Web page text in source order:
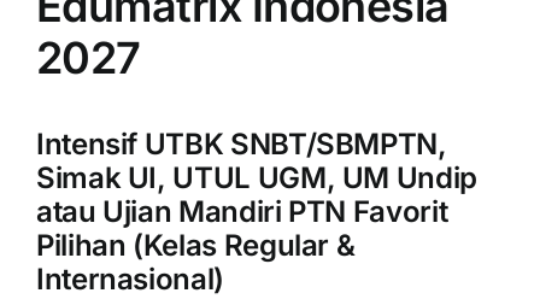
2027
Intensif UTBK SNBT/SBMPTN,
Simak UI, UTUL UGM, UM Undip
atau Ujian Mandiri PTN Favorit
Pilihan (Kelas Regular &
Internasional)